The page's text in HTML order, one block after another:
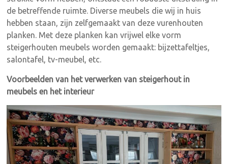
de betreffende ruimte. Diverse meubels die wij in huis
hebben staan, zijn zelfgemaakt van dezevurenhouten
planken. Met deze planken kan vrijwel elke vorm
steigerhouten meubels worden gemaakt: bijzettafeltjes,
salontafel, tv-meubel, etc.
Voorbeelden van het verwerken van steigerhout in
meubels en het interieur